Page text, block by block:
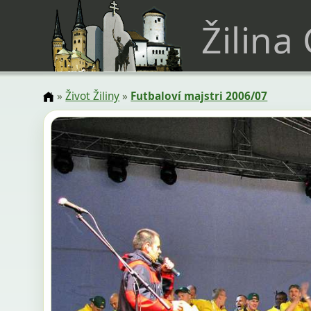
Žilina
»Život Žiliny» Futbaloví majstri 2006/07